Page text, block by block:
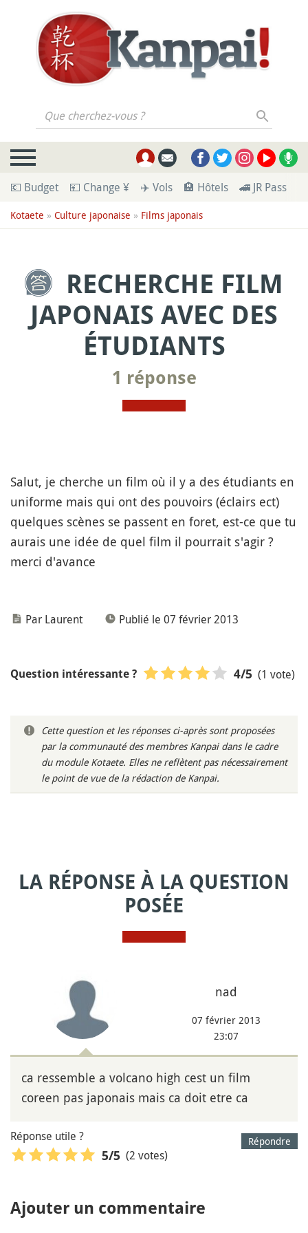
Que cherchez-vous ?
💶 Budget 💴 Change ¥ ✈️ Vols 🏨 Hôtels 🚄 JR Pass
Kotaete » Culture japonaise » Films japonais
RECHERCHE FILM
JAPONAIS AVEC DES
ÉTUDIANTS
1 réponse
Salut, je cherche un film où il y a des étudiants en
uniforme mais qui ont des pouvoirs (éclairs ect)
quelques scènes se passent en foret, est-ce que tu
aurais une idée de quel film il pourrait s'agir ?
merci d'avance
Par Laurent Publié le 07 février 2013
Question intéressante ? 4/5 (1 vote)
Cette question et les réponses ci-après sont proposées
par la communauté des membres Kanpai dans le cadre
du module Kotaete. Elles ne reflètent pas nécessairement
le point de vue de la rédaction de Kanpai.
LA RÉPONSE À LA QUESTION
POSÉE
nad
07 février 2013
23:07
ca ressemble a volcano high cest un film
coreen pas japonais mais ca doit etre ca
Répondre
Réponse utile ?
5/5 (2 votes)
Ajouter un commentaire